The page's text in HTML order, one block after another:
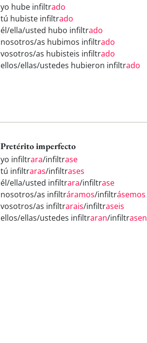
yo hube infiltrado
tú hubiste infiltrado
él/ella/usted hubo infiltrado
nosotros/as hubimos infiltrado
vosotros/as hubisteis infiltrado
ellos/ellas/ustedes hubieron infiltrado
Pretérito imperfecto
yo infiltrara/infiltrase
tú infiltraras/infiltrases
él/ella/usted infiltrara/infiltrase
nosotros/as infiltráramos/infiltrásemos
vosotros/as infiltrarais/infiltraseis
ellos/ellas/ustedes infiltraran/infiltrasen